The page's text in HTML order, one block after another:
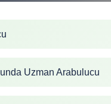
Uzman Arabulucu